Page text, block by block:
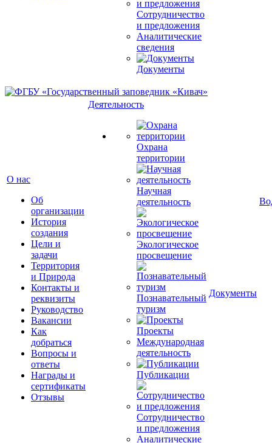
Сотрудничество
и предложения
Аналитические
сведения
Документы
О нас
Об
организации
История
создания
Цели и
задачи
Территория
и Природа
Контакты и
реквизиты
Руководство
Вакансии
Как
добраться
Вопросы и
ответы
Награды и
сертификаты
Отзывы
Деятельность
Охрана
территории
Научная
деятельность
Экологическое
просвещение
Познавательный
туризм
Проекты
Международная
деятельность
Публикации
Сотрудничество
и предложения
Аналитические
Документы